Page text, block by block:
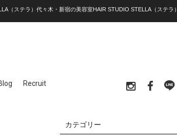
（ステラ）代々木・新宿の美容室HAIR STUDIO STELLA（ステラ）
Recruit
カテゴリー